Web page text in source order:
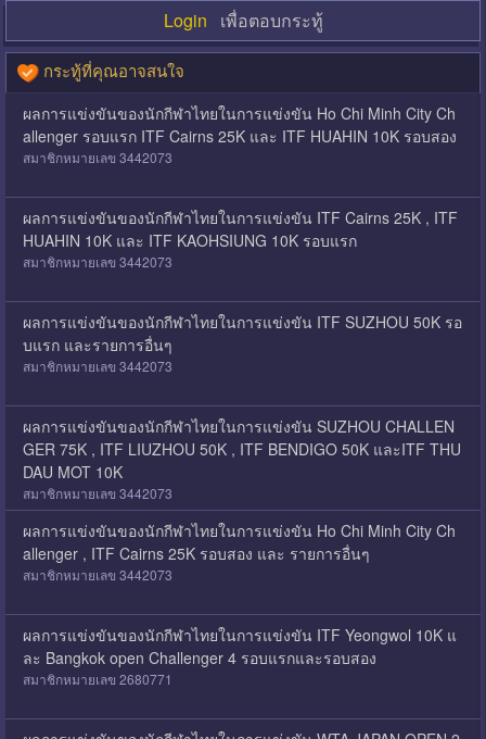
Login เพื่อตอบกระทู้
กระทู้ที่คุณอาจสนใจ
ผลการแข่งขันของนักกีฬาไทยในการแข่งขัน Ho Chi Minh City Ch
allenger รอบแรก ITF Cairns 25K และ ITF HUAHIN 10K รอบสอง
สมาชิกหมายเลข 3442073
ผลการแข่งขันของนักกีฬาไทยในการแข่งขัน ITF Cairns 25K , ITF
HUAHIN 10K และ ITF KAOHSIUNG 10K รอบแรก
สมาชิกหมายเลข 3442073
ผลการแข่งขันของนักกีฬาไทยในการแข่งขัน ITF SUZHOU 50K รอ
บแรก และรายการอื่นๆ
สมาชิกหมายเลข 3442073
ผลการแข่งขันของนักกีฬาไทยในการแข่งขัน SUZHOU CHALLEN
GER 75K , ITF LIUZHOU 50K , ITF BENDIGO 50K และITF THU
DAU MOT 10K
สมาชิกหมายเลข 3442073
ผลการแข่งขันของนักกีฬาไทยในการแข่งขัน Ho Chi Minh City Ch
allenger , ITF Cairns 25K รอบสอง และ รายการอื่นๆ
สมาชิกหมายเลข 3442073
ผลการแข่งขันของนักกีฬาไทยในการแข่งขัน ITF Yeongwol 10K แ
ละ Bangkok open Challenger 4 รอบแรกและรอบสอง
สมาชิกหมายเลข 2680771